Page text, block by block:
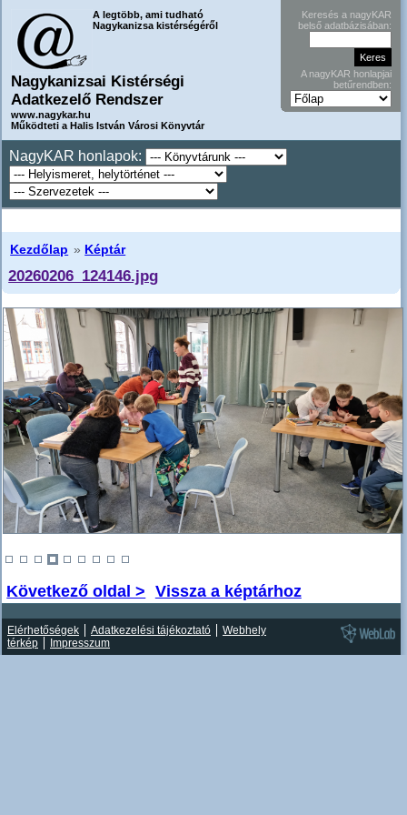
A legtöbb, ami tudható
Nagykanizsa kistérségéről
Nagykanizsai Kistérségi
Adatkezelő Rendszer
www.nagykar.hu
Működteti a Halis István Városi Könyvtár
Keresés a nagyKAR
belső adatbázisában:
A nagyKAR honlapjai
betűrendben:
NagyKAR honlapok:
Kezdőlap » Képtár
20260206_124146.jpg
Következő oldal > Vissza a képtárhoz
Elérhetőségek Adatkezelési tájékoztató
Webhely
térkép
Impresszum